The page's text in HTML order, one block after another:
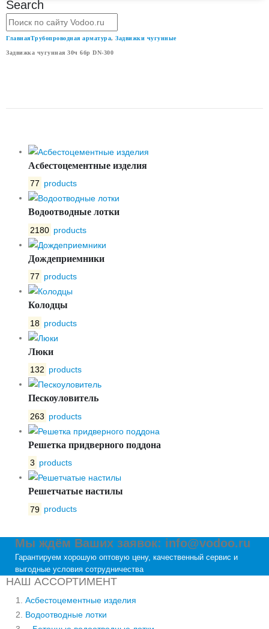
Search
ГлавнаяТрубопроводная арматура, Задвижки чугунные
Задвижка чугунная 30ч 6бр DN-300
Асбестоцементные изделия
77 products
Водоотводные лотки
2180 products
Дождеприемники
77 products
Колодцы
18 products
Люки
132 products
Пескоуловитель
263 products
Решетка придверного поддона
3 products
Решетчатые настилы
79 products
Мы ждём Ваших заявок: info@vodoo.ru
Гарантируем хорошую оптовую цену, качественный сервис и
выгодные условия сотрудничества
НАШ АССОРТИМЕНТ
Асбестоцементные изделия
Водоотводные лотки